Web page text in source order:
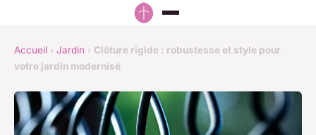
Accueil › Jardin › Clôture rigide : robustesse et style pour
votre jardin modernisé